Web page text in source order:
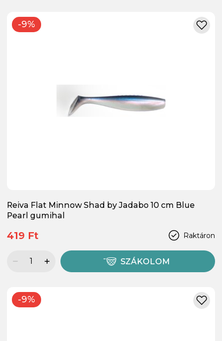
-9%
Reiva Flat Minnow Shad by Jadabo 10 cm Blue
Pearl gumihal
Raktáron
419 Ft
SZÁKOLOM
-9%